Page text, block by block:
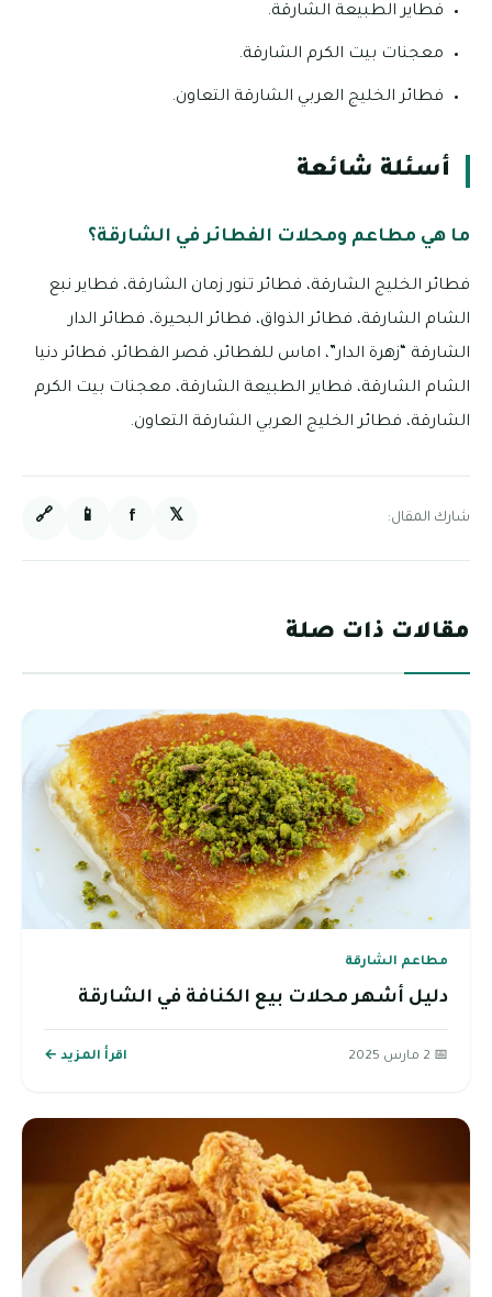
فطاير الطبيعة الشارقة.
معجنات بيت الكرم الشارقة.
فطائر الخليج العربي الشارقة التعاون.
أسئلة شائعة
ما هي مطاعم ومحلات الفطائر في الشارقة؟
فطائر الخليج الشارقة، فطائر تنور زمان الشارقة، فطاير نبع
الشام الشارقة، فطائر الذواق، فطائر البحيرة، فطائر الدار
الشارقة “زهرة الدار”، اماس للفطائر، قصر الفطائر، فطائر دنيا
الشام الشارقة، فطاير الطبيعة الشارقة، معجنات بيت الكرم
الشارقة، فطائر الخليج العربي الشارقة التعاون.
شارك المقال: 𝕏
f
📱
🔗
مقالات ذات صلة
مطاعم الشارقة
دليل أشهر محلات بيع الكنافة في الشارقة
📅 2 مارس 2025 اقرأ المزيد ←